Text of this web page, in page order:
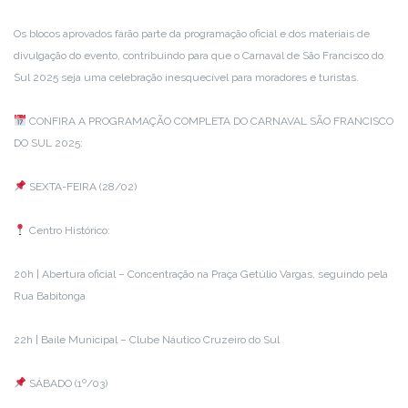
Os blocos aprovados farão parte da programação oficial e dos materiais de
divulgação do evento, contribuindo para que o Carnaval de São Francisco do
Sul 2025 seja uma celebração inesquecível para moradores e turistas.
CONFIRA A PROGRAMAÇÃO COMPLETA DO CARNAVAL SÃO FRANCISCO
DO SUL 2025:
SEXTA-FEIRA (28/02)
Centro Histórico:
20h | Abertura oficial – Concentração na Praça Getúlio Vargas, seguindo pela
Rua Babitonga
22h | Baile Municipal – Clube Náutico Cruzeiro do Sul
SÁBADO (1º/03)